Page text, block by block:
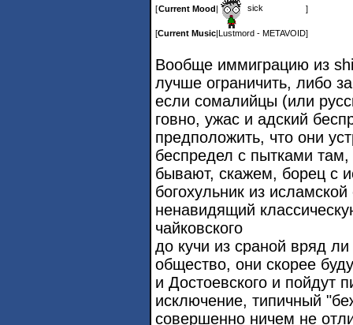
[Current Mood| sick ]
[Current Music|Lustmord - METAVOID]
Вообще иммиграцию из
лучше ограничить, либо
если сомалийцы (или
говно, ужас и адский
предположить, что они
беспредел с пытками
бывают, скажем, борец с
богохульник из
ненавидящий
чайковского
до кучи из сраной вряд
общество, они скорее
и Достоевского и пойдут
исключение, типичный
совершенно ничем не